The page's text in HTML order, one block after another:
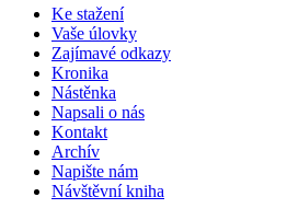
Ke stažení
Vaše úlovky
Zajímavé odkazy
Kronika
Nástěnka
Napsali o nás
Kontakt
Archív
Napište nám
Návštěvní kniha